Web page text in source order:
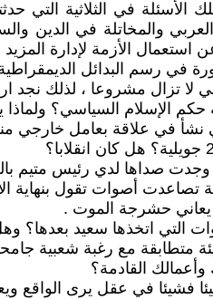
استعمال الأزمة لإدارة
في رسم البدائل
لا تزال مشروعا ، لذلك نجد
حكم الإسلام السياسي؟
نشأ في علاقة بعامل خارجي
صداها لدي رئيس متيم
يعاني حشرجة الموت .
التي اتخذها سعيد بعدها؟
متطابقة مع رغبة شعبية
القادمة؟
فشيئا في عقل يرى الواقع